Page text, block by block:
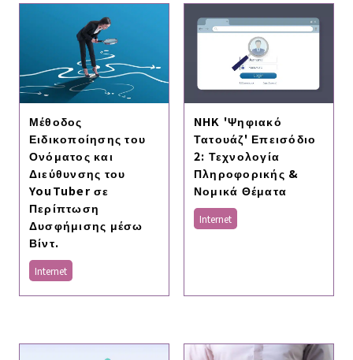
Μέθοδος
Ειδικοποίησης του
Ονόματος και
Διεύθυνσης του
YouTuber σε
Περίπτωση
Δυσφήμισης μέσω
Βίντ.
Internet
NHK 'Ψηφιακό
Τατουάζ' Επεισόδιο
2: Τεχνολογία
Πληροφορικής &
Νομικά Θέματα
Internet